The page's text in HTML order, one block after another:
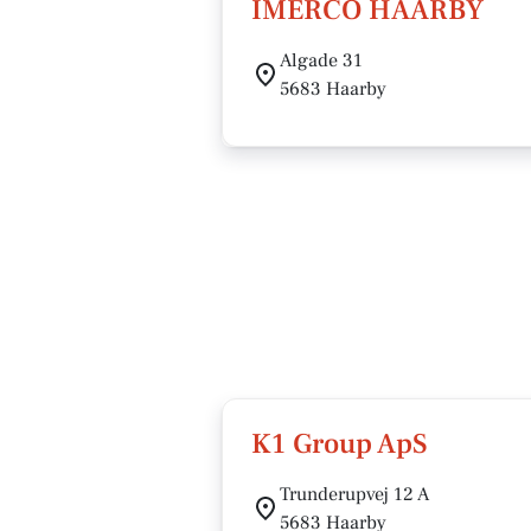
IMERCO HAARBY
Algade 31
5683 Haarby
K1 Group ApS
Trunderupvej 12 A
5683 Haarby